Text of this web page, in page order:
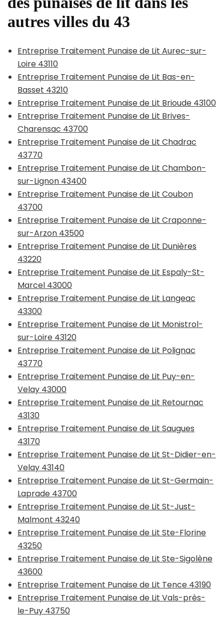
autres villes du 43
Entreprise Traitement Punaise de Lit Aurec-sur-
Loire 43110
Entreprise Traitement Punaise de Lit Bas-en-
Basset 43210
Entreprise Traitement Punaise de Lit Brioude 43100
Entreprise Traitement Punaise de Lit Brives-
Charensac 43700
Entreprise Traitement Punaise de Lit Chadrac
43770
Entreprise Traitement Punaise de Lit Chambon-
sur-Lignon 43400
Entreprise Traitement Punaise de Lit Coubon
43700
Entreprise Traitement Punaise de Lit Craponne-
sur-Arzon 43500
Entreprise Traitement Punaise de Lit Dunières
43220
Entreprise Traitement Punaise de Lit Espaly-St-
Marcel 43000
Entreprise Traitement Punaise de Lit Langeac
43300
Entreprise Traitement Punaise de Lit Monistrol-
sur-Loire 43120
Entreprise Traitement Punaise de Lit Polignac
43770
Entreprise Traitement Punaise de Lit Puy-en-
Velay 43000
Entreprise Traitement Punaise de Lit Retournac
43130
Entreprise Traitement Punaise de Lit Saugues
43170
Entreprise Traitement Punaise de Lit St-Didier-en-
Velay 43140
Entreprise Traitement Punaise de Lit St-Germain-
Laprade 43700
Entreprise Traitement Punaise de Lit St-Just-
Malmont 43240
Entreprise Traitement Punaise de Lit Ste-Florine
43250
Entreprise Traitement Punaise de Lit Ste-Sigolène
43600
Entreprise Traitement Punaise de Lit Tence 43190
Entreprise Traitement Punaise de Lit Vals-près-
le-Puy 43750